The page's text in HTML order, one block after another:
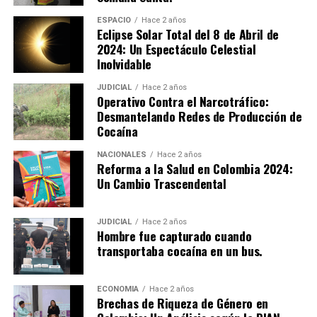
el Desarrollo Rural y Minero, destacó:
“Este programa técnico no solo forma a los soldados en
construcción, sino que también promueve justicia social
al mejorar la infraestructura y calidad de vida en las
comunidades.”
El impacto de este programa se extiende más allá del
cantón militar, incluyendo la intervención en una iglesia
del barrio Antonia Santos y el mantenimiento de sedes
del SENA en la región. Esta iniciativa ejemplifica cómo la
educación técnica puede transformar vidas y generar
desarrollo sostenible para Colombia.
ESPACIO Hace 2 años
Eclipse Solar Total del 8 de Abril de
2024: Un Espectáculo Celestial
Inolvidable
JUDICIAL Hace 2 años
Operativo Contra el Narcotráfico:
Desmantelando Redes de Producción de
Cocaína
NACIONALES Hace 2 años
Reforma a la Salud en Colombia 2024:
Un Cambio Trascendental
JUDICIAL Hace 2 años
Hombre fue capturado cuando
transportaba cocaína en un bus.
ECONOMIA Hace 2 años
Brechas de Riqueza de Género en